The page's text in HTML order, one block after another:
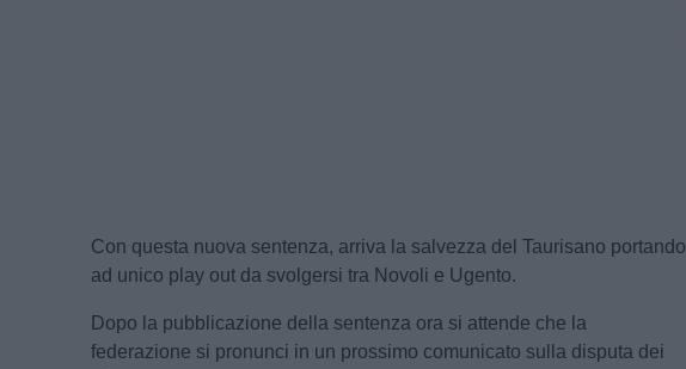
Con questa nuova sentenza, arriva la salvezza del Taurisano portando
ad unico play out da svolgersi tra Novoli e Ugento.
Dopo la pubblicazione della sentenza ora si attende che la
federazione si pronunci in un prossimo comunicato sulla disputa dei